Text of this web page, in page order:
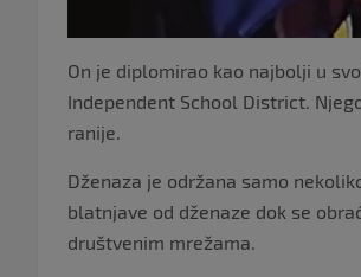
On je diplomirao kao najbolji u
Independent School District.
ranije.
Dženaza je održana samo
blatnjave od dženaze dok se
društvenim mrežama.